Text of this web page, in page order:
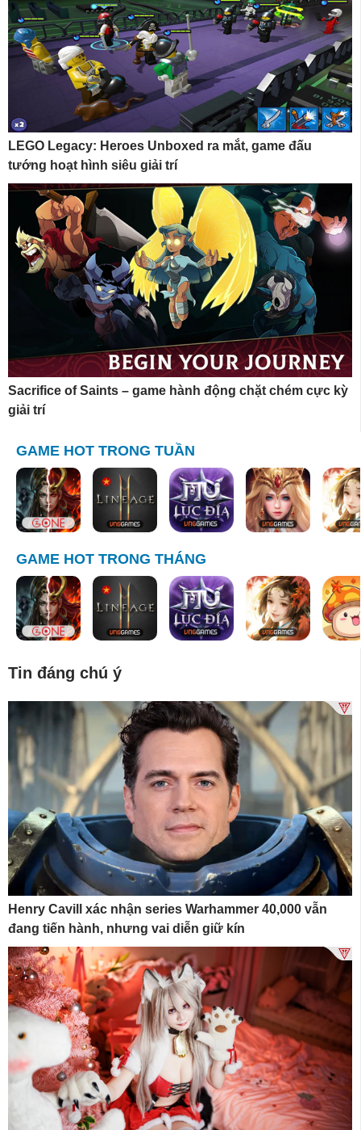
LEGO Legacy: Heroes Unboxed ra mắt, game đấu
tướng hoạt hình siêu giải trí
Sacrifice of Saints – game hành động chặt chém cực kỳ
giải trí
GAME HOT TRONG TUẦN
GAME HOT TRONG THÁNG
Tin đáng chú ý
Henry Cavill xác nhận series Warhammer 40,000 vẫn
đang tiến hành, nhưng vai diễn giữ kín